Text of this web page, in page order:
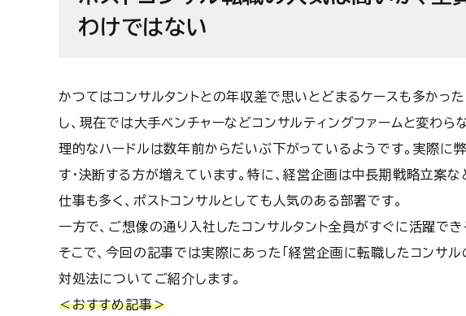
わけではない
かつてはコンサルタントとの年収差で思いとどまるケースも多かっ
し、現在では大手ベンチャーなどコンサルティングファームと変わ
理的なハードルは数年前からだいぶ下がっているようです。 実際に
す・決断する方が増えています。特に、経営企画は中長期戦略立案な
仕事も多く、ポストコンサルとしても人気のある部署です。
一方で、ご想像の通り入社したコンサルタント全員がすぐに活躍で
そこで、今回の記事では実際にあった「経営企画に転職したコンサ
対処法についてご紹介します。
＜おすすめ記事＞